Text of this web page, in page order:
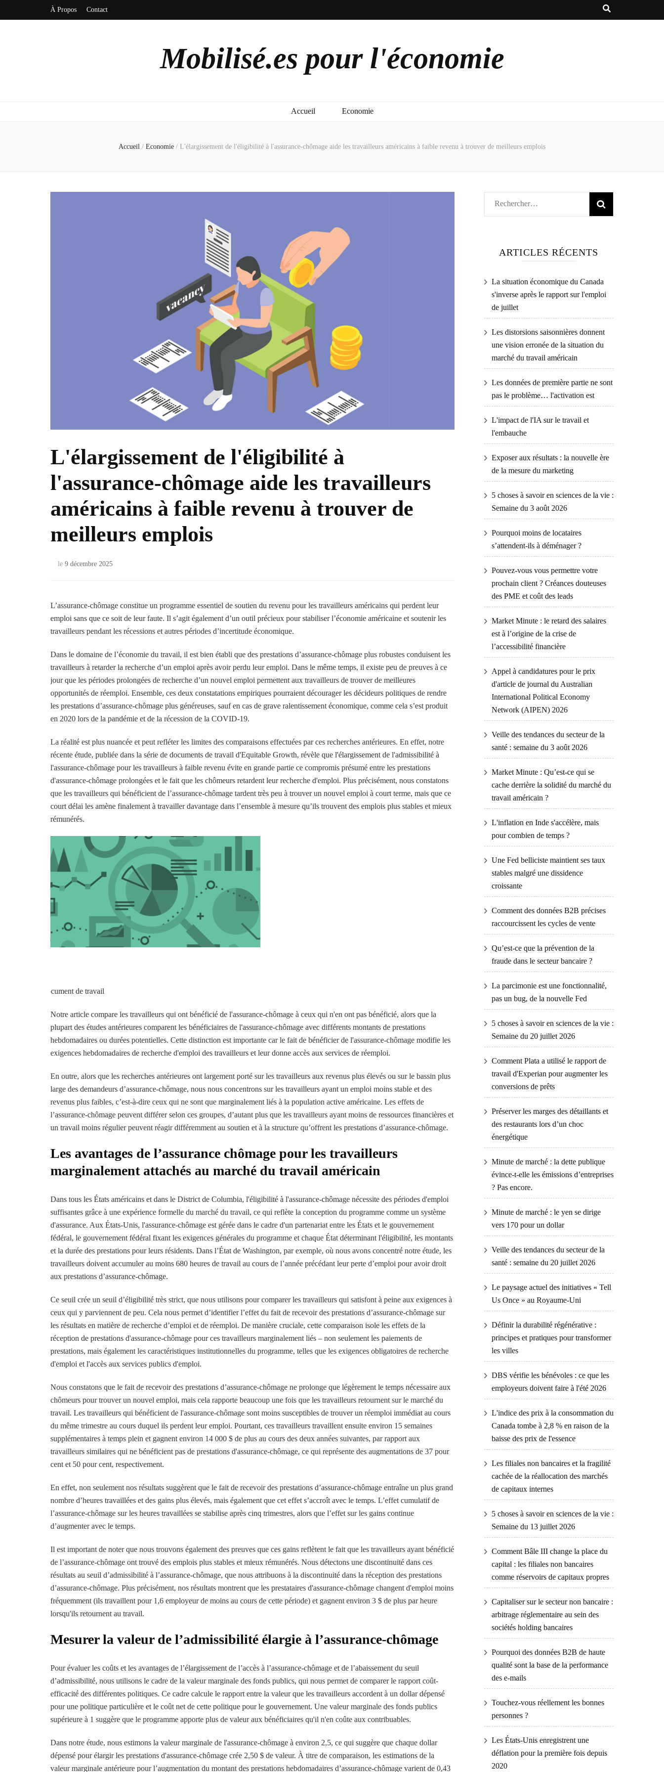
À Propos Contact
Mobilisé.es pour l'économie
Accueil Economie
Accueil / Economie / L'élargissement de l'éligibilité à l'assurance-chômage aide les travailleurs américains à faible revenu à trouver de meilleurs emplois
L'élargissement de l'éligibilité à
l'assurance-chômage aide les travailleurs
américains à faible revenu à trouver de
meilleurs emplois
le 9 décembre 2025
L’assurance-chômage constitue un programme essentiel de soutien du revenu pour les travailleurs américains qui perdent leur
emploi sans que ce soit de leur faute. Il s’agit également d’un outil précieux pour stabiliser l’économie américaine et soutenir les
travailleurs pendant les récessions et autres périodes d’incertitude économique.
Dans le domaine de l’économie du travail, il est bien établi que des prestations d’assurance-chômage plus robustes conduisent les
travailleurs à retarder la recherche d’un emploi après avoir perdu leur emploi. Dans le même temps, il existe peu de preuves à ce
jour que les périodes prolongées de recherche d’un nouvel emploi permettent aux travailleurs de trouver de meilleures
opportunités de réemploi. Ensemble, ces deux constatations empiriques pourraient décourager les décideurs politiques de rendre
les prestations d’assurance-chômage plus généreuses, sauf en cas de grave ralentissement économique, comme cela s’est produit
en 2020 lors de la pandémie et de la récession de la COVID-19.
La réalité est plus nuancée et peut refléter les limites des comparaisons effectuées par ces recherches antérieures. En effet, notre
récente étude, publiée dans la série de documents de travail d'Equitable Growth, révèle que l'élargissement de l'admissibilité à
l'assurance-chômage pour les travailleurs à faible revenu évite en grande partie ce compromis présumé entre les prestations
d'assurance-chômage prolongées et le fait que les chômeurs retardent leur recherche d'emploi. Plus précisément, nous constatons
que les travailleurs qui bénéficient de l’assurance-chômage tardent très peu à trouver un nouvel emploi à court terme, mais que ce
court délai les amène finalement à travailler davantage dans l’ensemble à mesure qu’ils trouvent des emplois plus stables et mieux
rémunérés.
document de travail
Notre article compare les travailleurs qui ont bénéficié de l'assurance-chômage à ceux qui n'en ont pas bénéficié, alors que la
plupart des études antérieures comparent les bénéficiaires de l'assurance-chômage avec différents montants de prestations
hebdomadaires ou durées potentielles. Cette distinction est importante car le fait de bénéficier de l'assurance-chômage modifie les
exigences hebdomadaires de recherche d'emploi des travailleurs et leur donne accès aux services de réemploi.
En outre, alors que les recherches antérieures ont largement porté sur les travailleurs aux revenus plus élevés ou sur le bassin plus
large des demandeurs d’assurance-chômage, nous nous concentrons sur les travailleurs ayant un emploi moins stable et des
revenus plus faibles, c’est-à-dire ceux qui ne sont que marginalement liés à la population active américaine. Les effets de
l’assurance-chômage peuvent différer selon ces groupes, d’autant plus que les travailleurs ayant moins de ressources financières et
un travail moins régulier peuvent réagir différemment au soutien et à la structure qu’offrent les prestations d’assurance-chômage.
Les avantages de l’assurance chômage pour les travailleurs
marginalement attachés au marché du travail américain
Dans tous les États américains et dans le District de Columbia, l'éligibilité à l'assurance-chômage nécessite des périodes d'emploi
suffisantes grâce à une expérience formelle du marché du travail, ce qui reflète la conception du programme comme un système
d'assurance. Aux États-Unis, l'assurance-chômage est gérée dans le cadre d'un partenariat entre les États et le gouvernement
fédéral, le gouvernement fédéral fixant les exigences générales du programme et chaque État déterminant l'éligibilité, les montants
et la durée des prestations pour leurs résidents. Dans l’État de Washington, par exemple, où nous avons concentré notre étude, les
travailleurs doivent accumuler au moins 680 heures de travail au cours de l’année précédant leur perte d’emploi pour avoir droit
aux prestations d’assurance-chômage.
Ce seuil crée un seuil d’éligibilité très strict, que nous utilisons pour comparer les travailleurs qui satisfont à peine aux exigences à
ceux qui y parviennent de peu. Cela nous permet d’identifier l’effet du fait de recevoir des prestations d’assurance-chômage sur
les résultats en matière de recherche d’emploi et de réemploi. De manière cruciale, cette comparaison isole les effets de la
réception de prestations d'assurance-chômage pour ces travailleurs marginalement liés – non seulement les paiements de
prestations, mais également les caractéristiques institutionnelles du programme, telles que les exigences obligatoires de recherche
d'emploi et l'accès aux services publics d'emploi.
Nous constatons que le fait de recevoir des prestations d’assurance-chômage ne prolonge que légèrement le temps nécessaire aux
chômeurs pour trouver un nouvel emploi, mais cela rapporte beaucoup une fois que les travailleurs retournent sur le marché du
travail. Les travailleurs qui bénéficient de l'assurance-chômage sont moins susceptibles de trouver un réemploi immédiat au cours
du même trimestre au cours duquel ils perdent leur emploi. Pourtant, ces travailleurs travaillent ensuite environ 15 semaines
supplémentaires à temps plein et gagnent environ 14 000 $ de plus au cours des deux années suivantes, par rapport aux
travailleurs similaires qui ne bénéficient pas de prestations d'assurance-chômage, ce qui représente des augmentations de 37 pour
cent et 50 pour cent, respectivement.
En effet, non seulement nos résultats suggèrent que le fait de recevoir des prestations d’assurance-chômage entraîne un plus grand
nombre d’heures travaillées et des gains plus élevés, mais également que cet effet s’accroît avec le temps. L’effet cumulatif de
l’assurance-chômage sur les heures travaillées se stabilise après cinq trimestres, alors que l’effet sur les gains continue
d’augmenter avec le temps.
Il est important de noter que nous trouvons également des preuves que ces gains reflètent le fait que les travailleurs ayant bénéficié
de l’assurance-chômage ont trouvé des emplois plus stables et mieux rémunérés. Nous détectons une discontinuité dans ces
résultats au seuil d’admissibilité à l’assurance-chômage, que nous attribuons à la discontinuité dans la réception des prestations
d’assurance-chômage. Plus précisément, nos résultats montrent que les prestataires d'assurance-chômage changent d'emploi moins
fréquemment (ils travaillent pour 1,6 employeur de moins au cours de cette période) et gagnent environ 3 $ de plus par heure
lorsqu'ils retournent au travail.
Mesurer la valeur de l’admissibilité élargie à l’assurance-chômage
Pour évaluer les coûts et les avantages de l’élargissement de l’accès à l’assurance-chômage et de l’abaissement du seuil
d’admissibilité, nous utilisons le cadre de la valeur marginale des fonds publics, qui nous permet de comparer le rapport coût-
efficacité des différentes politiques. Ce cadre calcule le rapport entre la valeur que les travailleurs accordent à un dollar dépensé
pour une politique particulière et le coût net de cette politique pour le gouvernement. Une valeur marginale des fonds publics
supérieure à 1 suggère que le programme apporte plus de valeur aux bénéficiaires qu'il n'en coûte aux contribuables.
Dans notre étude, nous estimons la valeur marginale de l'assurance-chômage à environ 2,5, ce qui suggère que chaque dollar
dépensé pour élargir les prestations d'assurance-chômage crée 2,50 $ de valeur. À titre de comparaison, les estimations de la
valeur marginale antérieure pour l’augmentation du montant des prestations hebdomadaires d’assurance-chômage varient de 0,43
Rechercher :
ARTICLES RÉCENTS
La situation économique du Canada
s'inverse après le rapport sur l'emploi
de juillet
Les distorsions saisonnières donnent
une vision erronée de la situation du
marché du travail américain
Les données de première partie ne sont
pas le problème… l'activation est
L'impact de l'IA sur le travail et
l'embauche
Exposer aux résultats : la nouvelle ère
de la mesure du marketing
5 choses à savoir en sciences de la vie :
Semaine du 3 août 2026
Pourquoi moins de locataires
s’attendent-ils à déménager ?
Pouvez-vous vous permettre votre
prochain client ? Créances douteuses
des PME et coût des leads
Market Minute : le retard des salaires
est à l’origine de la crise de
l’accessibilité financière
Appel à candidatures pour le prix
d'article de journal du Australian
International Political Economy
Network (AIPEN) 2026
Veille des tendances du secteur de la
santé : semaine du 3 août 2026
Market Minute : Qu’est-ce qui se
cache derrière la solidité du marché du
travail américain ?
L'inflation en Inde s'accélère, mais
pour combien de temps ?
Une Fed belliciste maintient ses taux
stables malgré une dissidence
croissante
Comment des données B2B précises
raccourcissent les cycles de vente
Qu’est-ce que la prévention de la
fraude dans le secteur bancaire ?
La parcimonie est une fonctionnalité,
pas un bug, de la nouvelle Fed
5 choses à savoir en sciences de la vie :
Semaine du 20 juillet 2026
Comment Plata a utilisé le rapport de
travail d'Experian pour augmenter les
conversions de prêts
Préserver les marges des détaillants et
des restaurants lors d’un choc
énergétique
Minute de marché : la dette publique
évince-t-elle les émissions d’entreprises
? Pas encore.
Minute de marché : le yen se dirige
vers 170 pour un dollar
Veille des tendances du secteur de la
santé : semaine du 20 juillet 2026
Le paysage actuel des initiatives « Tell
Us Once » au Royaume-Uni
Définir la durabilité régénérative :
principes et pratiques pour transformer
les villes
DBS vérifie les bénévoles : ce que les
employeurs doivent faire à l'été 2026
L'indice des prix à la consommation du
Canada tombe à 2,8 % en raison de la
baisse des prix de l'essence
Les filiales non bancaires et la fragilité
cachée de la réallocation des marchés
de capitaux internes
5 choses à savoir en sciences de la vie :
Semaine du 13 juillet 2026
Comment Bâle III change la place du
capital : les filiales non bancaires
comme réservoirs de capitaux propres
Capitaliser sur le secteur non bancaire :
arbitrage réglementaire au sein des
sociétés holding bancaires
Pourquoi des données B2B de haute
qualité sont la base de la performance
des e-mails
Touchez-vous réellement les bonnes
personnes ?
Les États-Unis enregistrent une
déflation pour la première fois depuis
2020